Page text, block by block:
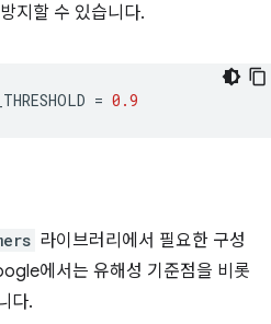
지할 수 있습니다.
= 0.9
라이브러리에서 필요한 구성
에서는 유해성 기준점을 비롯
다.